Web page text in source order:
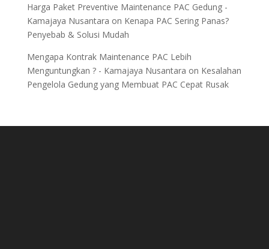
Harga Paket Preventive Maintenance PAC Gedung -
Kamajaya Nusantara on Kenapa PAC Sering Panas?
Penyebab & Solusi Mudah
Mengapa Kontrak Maintenance PAC Lebih
Menguntungkan ? - Kamajaya Nusantara on Kesalahan
Pengelola Gedung yang Membuat PAC Cepat Rusak